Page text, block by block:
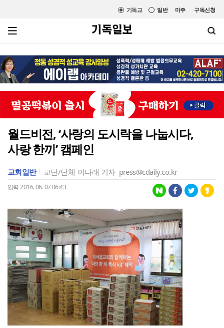
미주 구독신청
일반
기독교
월드비전, ‘사랑의 도시락을 나눕시다,
사랑 한끼’ 캠페인
교회일반 교단/단체 이나래 기자 press@cdaily.co.kr
입력 2016. 06. 07 06:43